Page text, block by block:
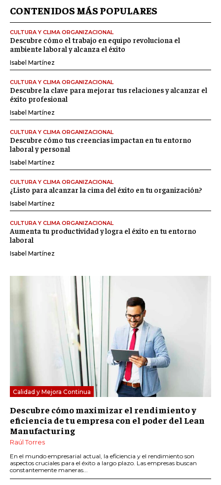
CONTENIDOS MÁS POPULARES
CULTURA Y CLIMA ORGANIZACIONAL
Descubre cómo el trabajo en equipo revoluciona el
ambiente laboral y alcanza el éxito
Isabel Martínez
CULTURA Y CLIMA ORGANIZACIONAL
Descubre la clave para mejorar tus relaciones y alcanzar el
éxito profesional
Isabel Martínez
CULTURA Y CLIMA ORGANIZACIONAL
Descubre cómo tus creencias impactan en tu entorno
laboral y personal
Isabel Martínez
CULTURA Y CLIMA ORGANIZACIONAL
¿Listo para alcanzar la cima del éxito en tu organización?
Isabel Martínez
CULTURA Y CLIMA ORGANIZACIONAL
Aumenta tu productividad y logra el éxito en tu entorno
laboral
Isabel Martínez
Calidad y Mejora Continua
Descubre cómo maximizar el rendimiento y
eficiencia de tu empresa con el poder del Lean
Manufacturing
Raúl Torres
En el mundo empresarial actual, la eficiencia y el rendimiento son
aspectos cruciales para el éxito a largo plazo. Las empresas buscan
constantemente maneras...